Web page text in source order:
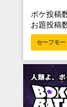
ボケ投稿
お題投稿
セーフモー